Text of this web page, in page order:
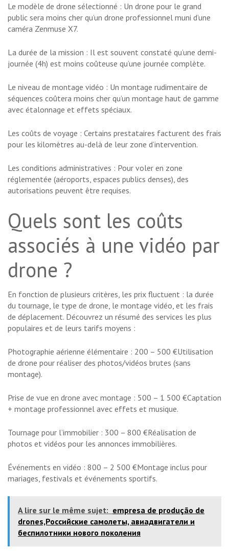
Le modèle de drone sélectionné : Un drone pour le grand
public sera moins cher qu’un drone professionnel muni d’une
caméra Zenmuse X7.
La durée de la mission : Il est souvent constaté qu’une demi-
journée (4h) est moins coûteuse qu’une journée complète.
Le niveau de montage vidéo : Un montage rudimentaire de
séquences coûtera moins cher qu’un montage haut de gamme
avec étalonnage et effets spéciaux.
Les coûts de voyage : Certains prestataires facturent des frais
pour les kilomètres au-delà de leur zone d’intervention.
Les conditions administratives : Pour voler en zone
réglementée (aéroports, espaces publics denses), des
autorisations peuvent être requises.
Quels sont les coûts
associés à une vidéo par
drone ?
En fonction de plusieurs critères, les prix fluctuent : la durée
du tournage, le type de drone, le montage vidéo, et les frais
de déplacement. Découvrez un résumé des services les plus
populaires et de leurs tarifs moyens :
Photographie aérienne élémentaire : 200 – 500 €Utilisation
de drone pour réaliser des photos/vidéos brutes (sans
montage).
Prise de vue en drone avec montage : 500 – 1 500 €Captation
+ montage professionnel avec effets et musique.
Tournage pour l’immobilier : 300 – 800 €Réalisation de
photos et vidéos pour les annonces immobilières.
Événements en vidéo : 800 – 2 500 €Montage inclus pour
mariages, festivals et événements sportifs.
A lire sur le même sujet: empresa de produção de
drones,Российские самолеты, авиадвигатели и
беспилотники нового поколения